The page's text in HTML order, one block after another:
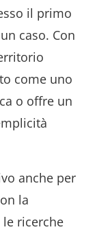
il primo
caso. Con
come uno
o offre un
anche per
la
ricerche